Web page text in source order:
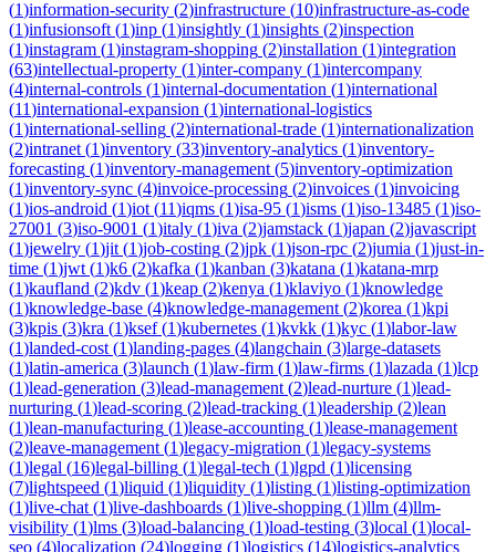
(1)information-security (2)infrastructure (10)infrastructure-as-code
(1)infusionsoft (1)inp (1)insightly (1)insights (2)inspection
(1)instagram (1)instagram-shopping (2)installation (1)integration
(63)intellectual-property (1)inter-company (1)intercompany
(4)internal-controls (1)internal-documentation (1)international
(11)international-expansion (1)international-logistics
(1)international-selling (2)international-trade (1)internationalization
(2)intranet (1)inventory (33)inventory-analytics (1)inventory-
forecasting (1)inventory-management (5)inventory-optimization
(1)inventory-sync (4)invoice-processing (2)invoices (1)invoicing
(1)ios-android (1)iot (11)iqms (1)isa-95 (1)isms (1)iso-13485 (1)iso-
27001 (3)iso-9001 (1)italy (1)iva (2)jamstack (1)japan (2)javascript
(1)jewelry (1)jit (1)job-costing (2)jpk (1)json-rpc (2)jumia (1)just-in-
time (1)jwt (1)k6 (2)kafka (1)kanban (3)katana (1)katana-mrp
(1)kaufland (2)kdv (1)keap (2)kenya (1)klaviyo (1)knowledge
(1)knowledge-base (4)knowledge-management (2)korea (1)kpi
(3)kpis (3)kra (1)ksef(1)kubernetes (1)kvkk (1)kyc (1)labor-law
(1)landed-cost (1)landing-pages (4)langchain (3)large-datasets
(1)latin-america (3)launch (1)law-firm (1)law-firms (1)lazada (1)lcp
(1)lead-generation (3)lead-management (2)lead-nurture (1)lead-
nurturing (1)lead-scoring (2)lead-tracking (1)leadership (2)lean
(1)lean-manufacturing (1)lease-accounting (1)lease-management
(2)leave-management (1)legacy-migration (1)legacy-systems
(1)legal (16)legal-billing (1)legal-tech (1)lgpd (1)licensing
(7)lightspeed (1)liquid (1)liquidity (1)listing (1)listing-optimization
(1)live-chat (1)live-dashboards (1)live-shopping (1)llm (4)llm-
visibility (1)lms (3)load-balancing (1)load-testing (3)local (1)local-
seo (4)localization (24)logging (1)logistics (14)logistics-analytics